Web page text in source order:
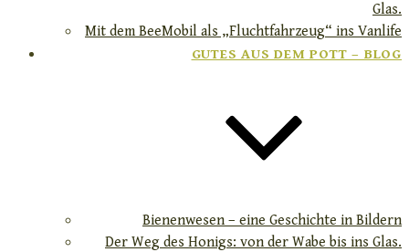
Glas.
Mit dem BeeMobil als „Fluchtfahrzeug“ ins Vanlife
GUTES AUS DEM POTT – BLOG
Bienenwesen – eine Geschichte in Bildern
Der Weg des Honigs: von der Wabe bis ins Glas.